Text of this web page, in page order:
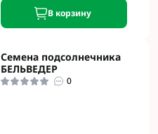
В корзину
Семена подсолнечника
БЕЛЬВЕДЕР
0